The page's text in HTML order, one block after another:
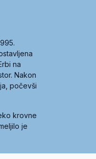
na
Nakon
počevši
krovne
je